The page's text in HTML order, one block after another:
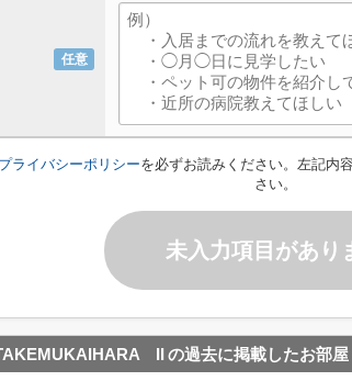
任意
ライバシーポリシーを必ずお読みください。左記内
さい。
未入力項目があり
II の過去に掲載したお部屋